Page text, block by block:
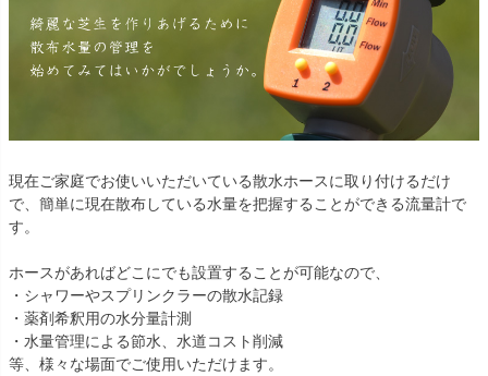
現在ご家庭でお使いいただいている散水ホースに取り付けるだけ
で、簡単に現在散布している水量を把握することができる流量計で
す。
ホースがあればどこにでも設置することが可能なので、
・シャワーやスプリンクラーの散水記録
・薬剤希釈用の水分量計測
・水量管理による節水、水道コスト削減
等、様々な場面でご使用いただけます。